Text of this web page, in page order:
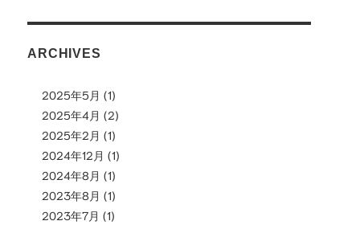
ARCHIVES
2025年5月 (1)
2025年4月 (2)
2025年2月 (1)
2024年12月 (1)
2024年8月 (1)
2023年8月 (1)
2023年7月 (1)